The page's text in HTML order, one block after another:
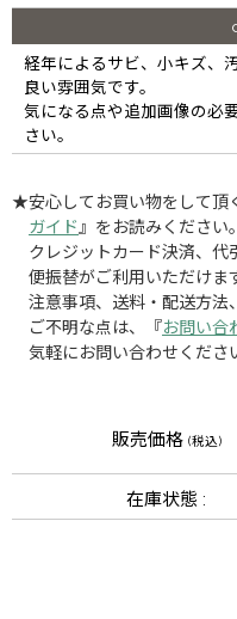
経年によるサビ、小キズ、
良い雰囲気です。
気になる点や追加画像の必
さい。
★安心してお買い物をして頂
ガイド 』をお読みください。
クレジットカード決済、代
便振替がご利用いただけま
注意事項、送料・配送方法
ご不明な点は、『お問い合
気軽にお問い合わせくださ
販売価格 (税込)
在庫状態 :